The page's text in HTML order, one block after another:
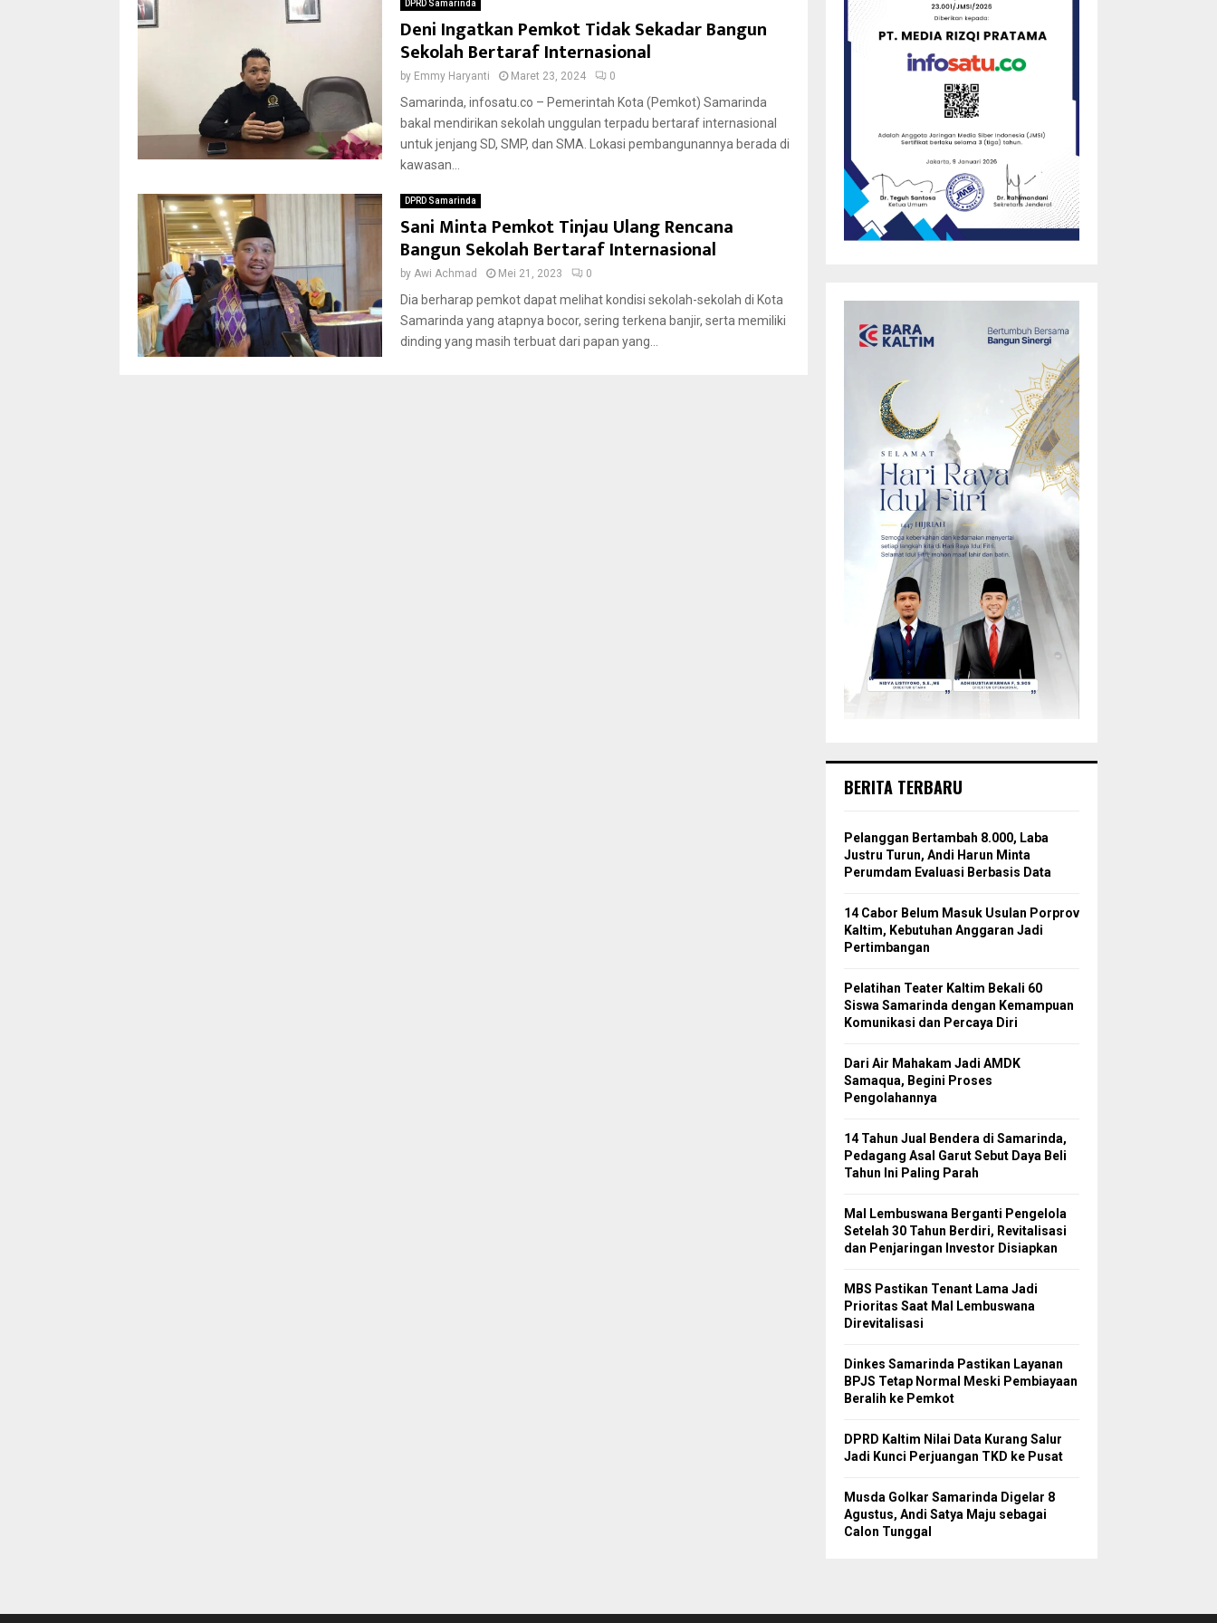
DPRD Samarinda
Deni Ingatkan Pemkot Tidak Sekadar Bangun
Sekolah Bertaraf Internasional
by Emmy Haryanti Maret 23, 2024 0
Samarinda, infosatu.co – Pemerintah Kota (Pemkot) Samarinda
bakal mendirikan sekolah unggulan terpadu bertaraf internasional
untuk jenjang SD, SMP, dan SMA. Lokasi pembangunannya berada di
kawasan...
DPRD Samarinda
Sani Minta Pemkot Tinjau Ulang Rencana
Bangun Sekolah Bertaraf Internasional
by Awi Achmad Mei 21, 2023 0
Dia berharap pemkot dapat melihat kondisi sekolah-sekolah di Kota
Samarinda yang atapnya bocor, sering terkena banjir, serta memiliki
dinding yang masih terbuat dari papan yang...
BERITA TERBARU
Pelanggan Bertambah 8.000, Laba
Justru Turun, Andi Harun Minta
Perumdam Evaluasi Berbasis Data
14 Cabor Belum Masuk Usulan Porprov
Kaltim, Kebutuhan Anggaran Jadi
Pertimbangan
Pelatihan Teater Kaltim Bekali 60
Siswa Samarinda dengan Kemampuan
Komunikasi dan Percaya Diri
Dari Air Mahakam Jadi AMDK
Samaqua, Begini Proses
Pengolahannya
14 Tahun Jual Bendera di Samarinda,
Pedagang Asal Garut Sebut Daya Beli
Tahun Ini Paling Parah
Mal Lembuswana Berganti Pengelola
Setelah 30 Tahun Berdiri, Revitalisasi
dan Penjaringan Investor Disiapkan
MBS Pastikan Tenant Lama Jadi
Prioritas Saat Mal Lembuswana
Direvitalisasi
Dinkes Samarinda Pastikan Layanan
BPJS Tetap Normal Meski Pembiayaan
Beralih ke Pemkot
DPRD Kaltim Nilai Data Kurang Salur
Jadi Kunci Perjuangan TKD ke Pusat
Musda Golkar Samarinda Digelar 8
Agustus, Andi Satya Maju sebagai
Calon Tunggal